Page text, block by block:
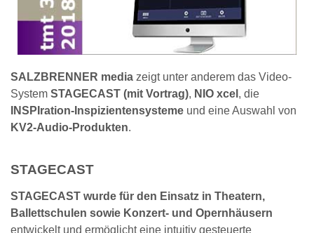
SALZBRENNER media zeigt unter anderem das Video-
System STAGECAST (mit Vortrag), NIO xcel , die
INSPIration-Inspizientensysteme und eine Auswahl von
KV2-Audio-Produkten.
STAGECAST
STAGECAST wurde für den Einsatz in Theatern,
Ballettschulen sowie Konzert- und Opernhäusern
entwickelt und ermöglicht eine intuitiv gesteuerte